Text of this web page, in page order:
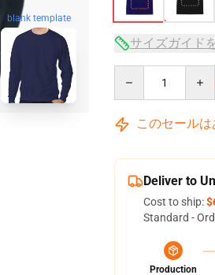
blank template
サイズガイド
このセールは
Deliver to
Cost to ship:
Standard -
Production